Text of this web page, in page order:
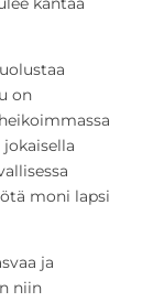
on
moni lapsi
ja
niin